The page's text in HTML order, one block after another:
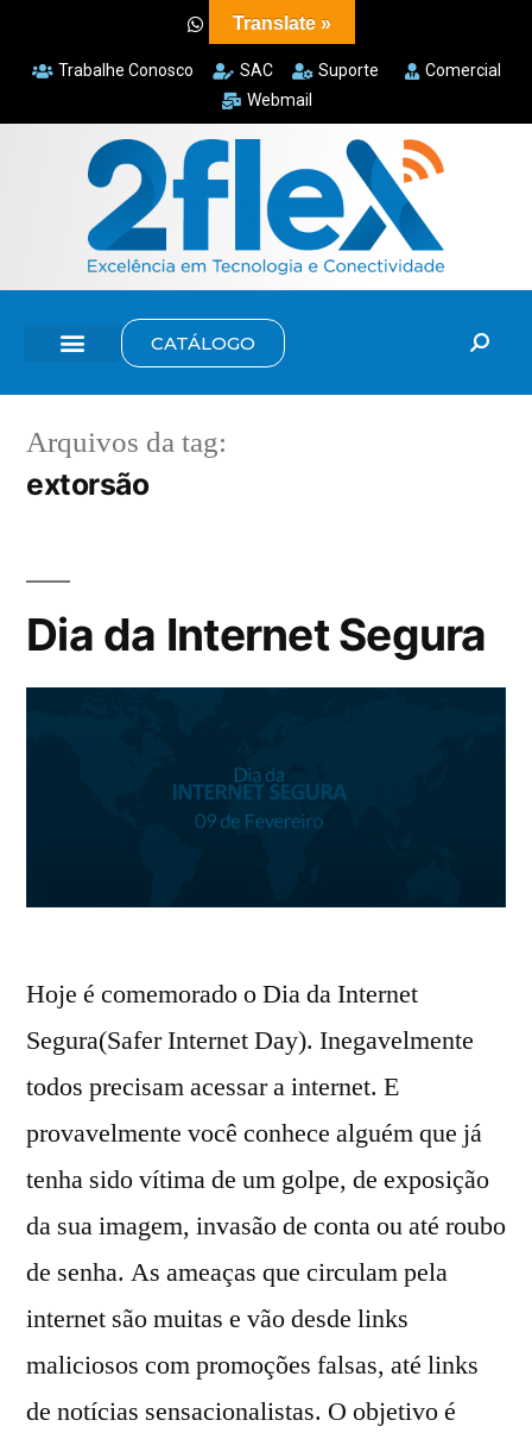
Trabalhe Conosco SAC Suporte
Comercial
Webmail
CATÁLOGO
Arquivos da tag:
extorsão
Dia da Internet Segura
Hoje é comemorado o Dia da Internet
Segura(Safer Internet Day). Inegavelmente
todos precisam acessar a internet. E
provavelmente você conhece alguém que já
tenha sido vítima de um golpe, de exposição
da sua imagem, invasão de conta ou até roubo
de senha. As ameaças que circulam pela
internet são muitas e vão desde links
maliciosos com promoções falsas, até links
de notícias sensacionalistas. O objetivo é
Translate »